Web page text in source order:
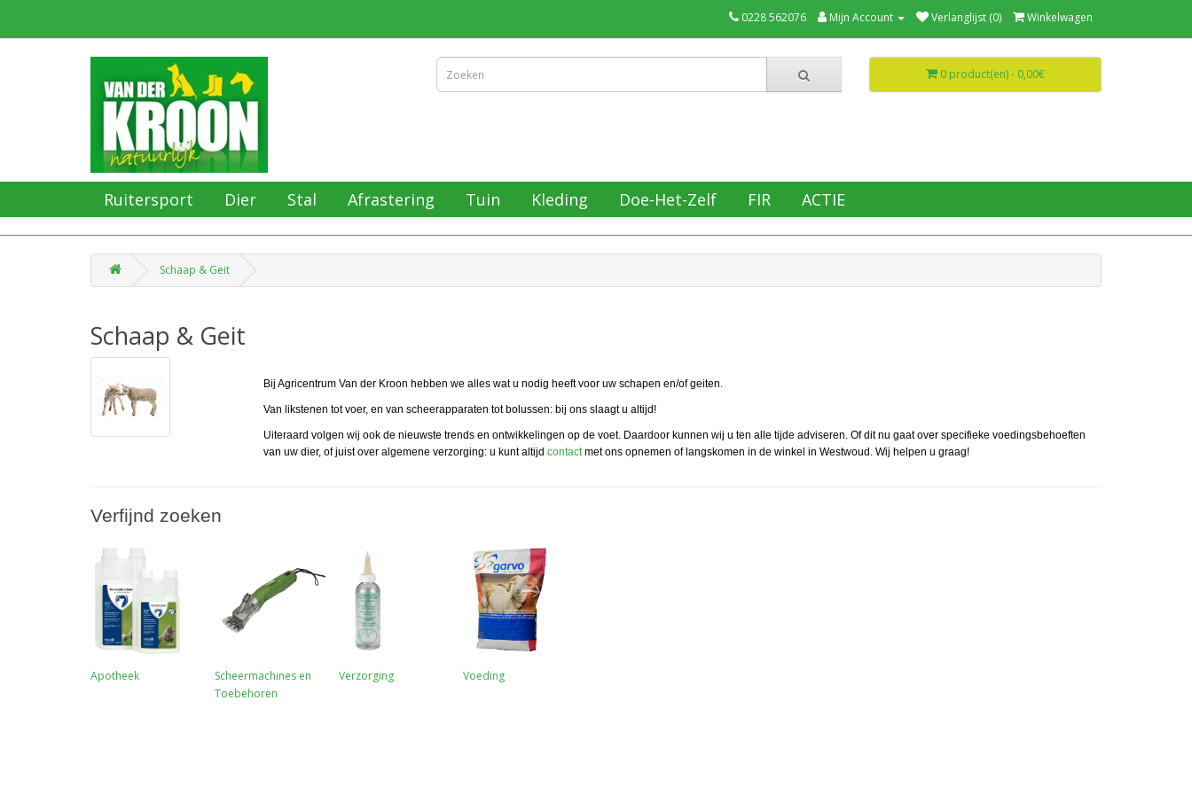
0228 562076 Mijn Account Verlanglijst (0) Winkelwagen
0 product(en) - 0,00€
Ruitersport Dier Stal Afrastering Tuin Kleding Doe-Het-Zelf FIR ACTIE
Schaap & Geit
Schaap & Geit
Bij Agricentrum Van der Kroon hebben we alles wat u nodig heeft voor uw schapen en/of geiten.
Van likstenen tot voer, en van scheerapparaten tot bolussen: bij ons slaagt u altijd!
Uiteraard volgen wij ook de nieuwste trends en ontwikkelingen op de voet. Daardoor kunnen wij u ten alle tijde adviseren. Of dit nu gaat over specifieke voedingsbehoeften
van uw dier, of juist over algemene verzorging: u kunt altijd contactmet ons opnemen of langskomen in de winkel in Westwoud. Wij helpen u graag!
Verfijnd zoeken
Apotheek
Scheermachines en
Toebehoren
Verzorging Voeding